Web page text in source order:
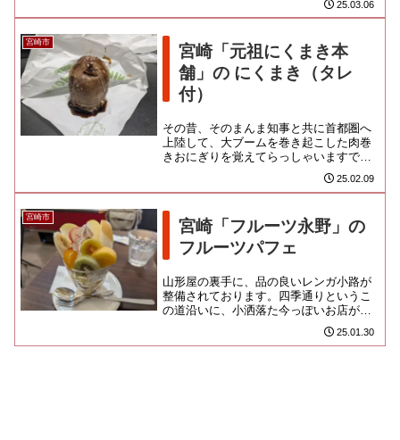
一足伸ばしてみようかなとい...
25.03.06
宮崎市
宮崎「元祖にくまき本
舗」の にくまき（タレ
付）
その昔、そのまんま知事と共に首都圏へ
上陸して、大ブームを巻き起こした肉巻
きおにぎりを覚えてらっしゃいますでし
ょうか？夜の街やイベント屋台に引っ張
りだことなり、芸人が副業で店... 25.02.09
宮崎市
宮崎「フルーツ永野」の
フルーツパフェ
山形屋の裏手に、品の良いレンガ小路が
整備されております。四季通りというこ
の道沿いに、小洒落た今っぽいお店がい
くつかならんでおり、面白げなのよ。こ
ちらは若いお姉さんらでやって... 25.01.30